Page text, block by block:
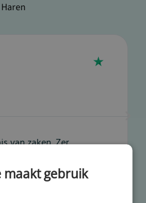
van zaken. Zer
maakt gebruik